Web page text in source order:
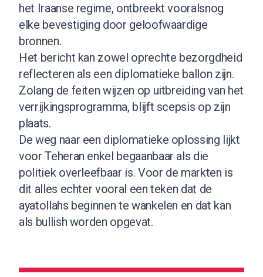
het Iraanse regime, ontbreekt vooralsnog
elke bevestiging door geloofwaardige
bronnen.
Het bericht kan zowel oprechte bezorgdheid
reflecteren als een diplomatieke ballon zijn.
Zolang de feiten wijzen op uitbreiding van het
verrijkingsprogramma, blijft scepsis op zijn
plaats.
De weg naar een diplomatieke oplossing lijkt
voor Teheran enkel begaanbaar als die
politiek overleefbaar is. Voor de markten is
dit alles echter vooral een teken dat de
ayatollahs beginnen te wankelen en dat kan
als bullish worden opgevat.